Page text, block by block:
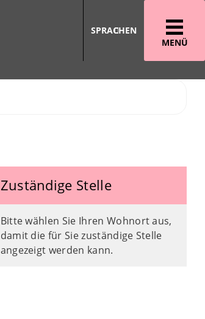
MENÜ
SPRACHEN
Zuständige Stelle
Bitte wählen Sie Ihren Wohnort aus,
damit die für Sie zuständige Stelle
angezeigt werden kann.